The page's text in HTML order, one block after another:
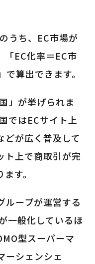
うち、EC市場が
「EC化率＝EC市
算出できます。
」が挙げられま
ではECサイト上
どが広く普及して
ト上で商取引が完
す。
ループが運営する
一般化しているほ
型スーパーマ
ーシェンシェ